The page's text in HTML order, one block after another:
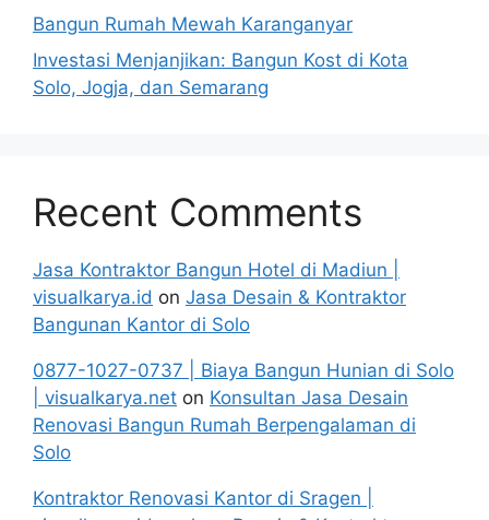
Bangun Rumah Mewah Karanganyar
Investasi Menjanjikan: Bangun Kost di Kota
Solo, Jogja, dan Semarang
Recent Comments
Jasa Kontraktor Bangun Hotel di Madiun |
visualkarya.id on Jasa Desain & Kontraktor
Bangunan Kantor di Solo
0877-1027-0737 | Biaya Bangun Hunian di Solo
| visualkarya.net on Konsultan Jasa Desain
Renovasi Bangun Rumah Berpengalaman di
Solo
Kontraktor Renovasi Kantor di Sragen |